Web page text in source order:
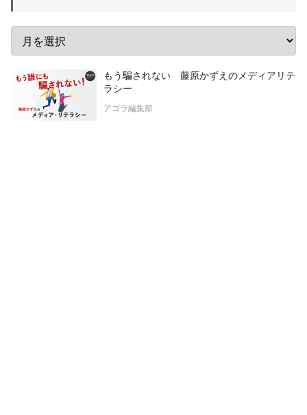
もう騙されない 藤原かずえのメディアリテ
ラシー
アゴラ編集部